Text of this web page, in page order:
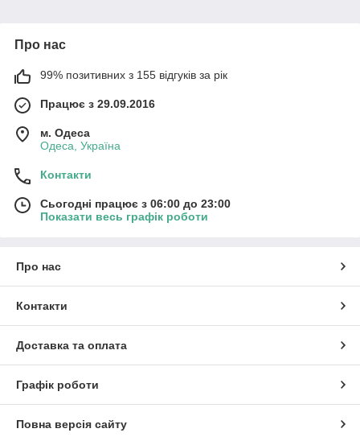
Про нас
99% позитивних з 155 відгуків за рік
Працює з 29.09.2016
м. Одеса
Одеса, Україна
Контакти
Сьогодні працює з 06:00 до 23:00
Показати весь графік роботи
Про нас
Контакти
Доставка та оплата
Графік роботи
Повна версія сайту